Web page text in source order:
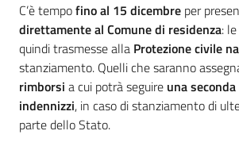
C’è tempofino al 15 dicembre per
direttamente al Comune di residenza:
quindi trasmesse alla Protezione civile
stanziamento. Quelli che saranno
rimborsi a cui potrà seguire una
indennizzi, in caso di stanziamento di
parte dello Stato.